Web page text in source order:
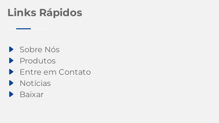
Links Rápidos
Sobre Nós
Produtos
Entre em Contato
Notícias
Baixar